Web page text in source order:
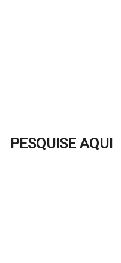
PESQUISE AQUI